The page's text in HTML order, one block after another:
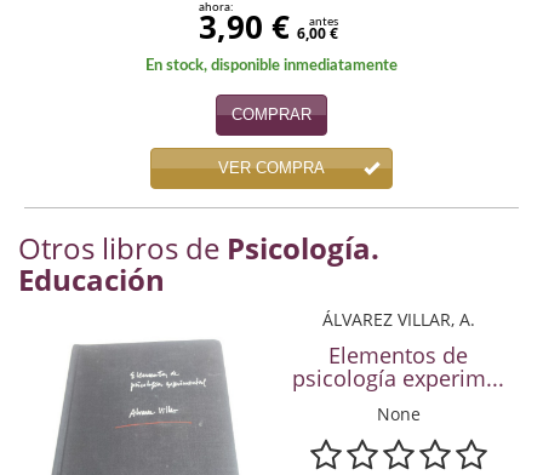
Infantil y juvenil
Infantil y juvenil. Nuevo!!
Infantil y juvenil. Nuevo!!!
Informática
Literatura fantástica
ahora:
3,90 € antes
6,00 €
En stock, disponible inmediatamente
COMPRAR
VER COMPRA
Otros libros de Psicología.
Educación
ÁLVAREZ VILLAR, A.
Elementos de
psicología experim...
None